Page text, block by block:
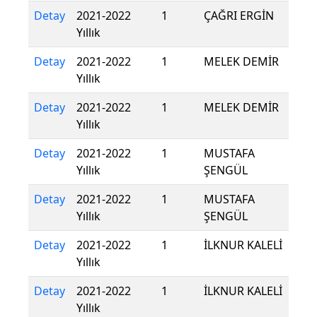
Detay
2021-2022
Yıllık
1 ÇAĞRI ERGİN
Detay
2021-2022
Yıllık
1 MELEK DEMİR
Detay
2021-2022
Yıllık
1 MELEK DEMİR
Detay
2021-2022
Yıllık
1
MUSTAFA
ŞENGÜL
Detay
2021-2022
Yıllık
1
MUSTAFA
ŞENGÜL
Detay
2021-2022
Yıllık
1 İLKNUR KALELİ
Detay
2021-2022
Yıllık
1 İLKNUR KALELİ